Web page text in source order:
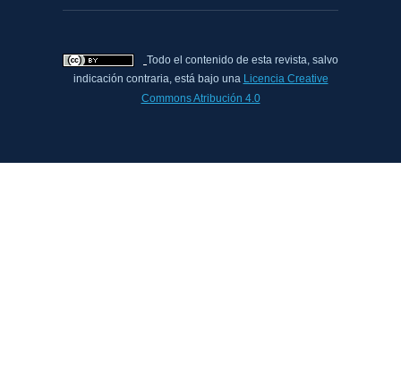
Todo el contenido de esta revista, salvo
indicación contraria, está bajo una Licencia Creative
Commons Atribución 4.0